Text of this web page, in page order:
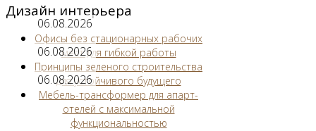
Дизайн интерьера
06.08.2026
Офисы без стационарных рабочих
мест для гибкой работы
06.08.2026
Принципы зеленого строительства
для устойчивого будущего
06.08.2026
Мебель-трансформер для апарт-
отелей с максимальной
функциональностью